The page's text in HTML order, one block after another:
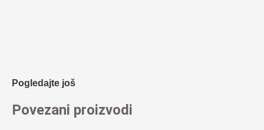
Pogledajte još
Povezani proizvodi